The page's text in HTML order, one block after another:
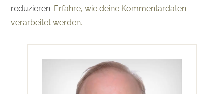
reduzieren. Erfahre, wie deine Kommentardaten
verarbeitet werden.